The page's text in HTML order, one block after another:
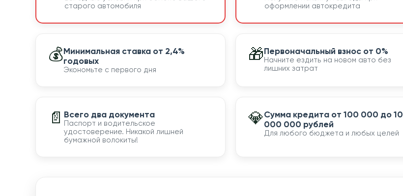
старого автомобиля
оформлении автокредита
💰Минимальная ставка от 2,4%
годовых
Экономьте с первого дня
🎁Первоначальный взнос от 0%
Начните ездить на новом авто без
лишних затрат
📄 Всего два документа
Паспорт и водительское
удостоверение. Никакой лишней
бумажной волокиты!
💎Сумма кредита от 100 000 до 10
000 000 рублей
Для любого бюджета и любых целей